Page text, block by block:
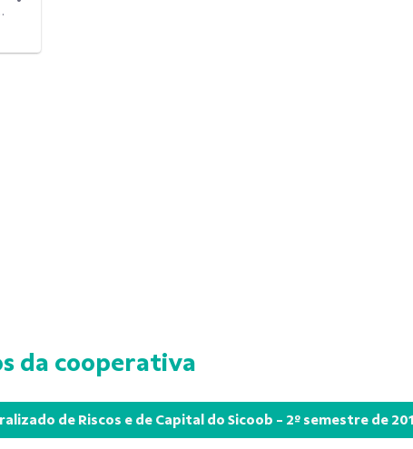
DE SOUZA.
da cooperativa
de Riscos e de Capital do Sicoob - 2º semestre de